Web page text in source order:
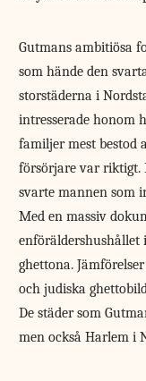
Gutmans ambitiösa
som hände den
storstäderna i
intresserade honom
familjer mest bestod
försörjare var riktigt.
svarte mannen som
Med en massiv
enföräldershushållet
ghettona.
och judiska
De städer som
men också Harlem i